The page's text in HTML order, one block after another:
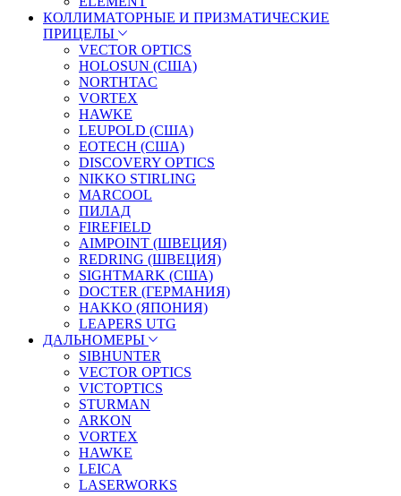
КОЛЛИМАТОРНЫЕ И ПРИЗМАТИЧЕСКИЕ
ПРИЦЕЛЫ
VECTOR OPTICS
HOLOSUN (США)
NORTHTAC
VORTEX
HAWKE
LEUPOLD (США)
EOTECH (США)
DISCOVERY OPTICS
NIKKO STIRLING
MARCOOL
ПИЛАД
FIREFIELD
AIMPOINT (ШВЕЦИЯ)
REDRING (ШВЕЦИЯ)
SIGHTMARK (США)
DOCTER (ГЕРМАНИЯ)
HAKKO (ЯПОНИЯ)
LEAPERS UTG
ДАЛЬНОМЕРЫ
SIBHUNTER
VECTOR OPTICS
VICTOPTICS
STURMAN
ARKON
VORTEX
HAWKE
LEICA
LASERWORKS